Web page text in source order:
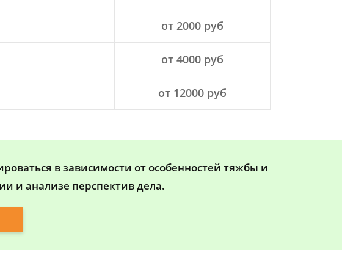
от 2000 руб
от 4000 руб
от 12000 руб
в зависимости от особенностей тяжбы и
и анализе перспектив дела.